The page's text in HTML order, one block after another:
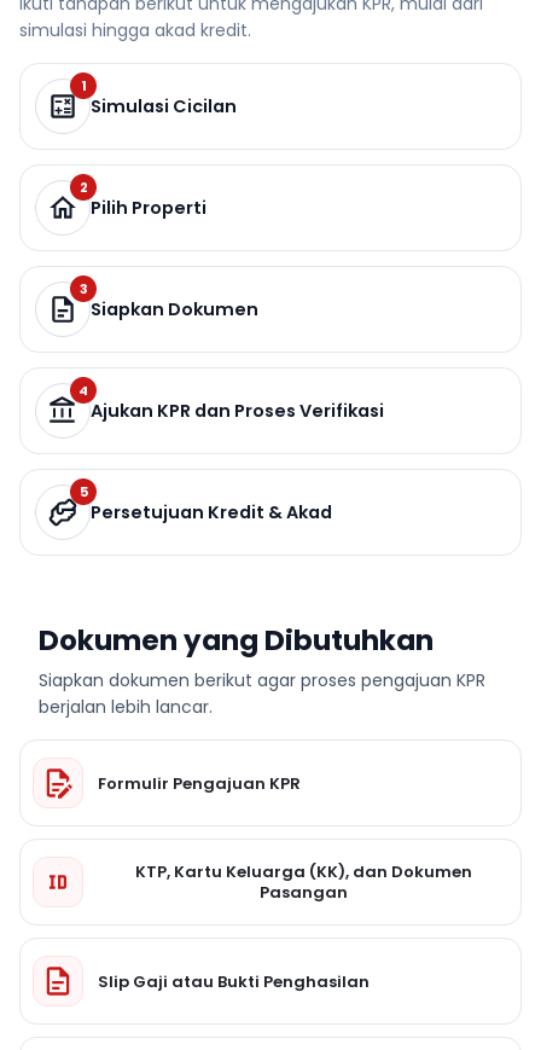
simulasi hingga akad kredit.
1
Simulasi Cicilan
2
Pilih Properti
3
Siapkan Dokumen
4
Ajukan KPR dan Proses Verifikasi
5
Persetujuan Kredit & Akad
Dokumen yang Dibutuhkan
Siapkan dokumen berikut agar proses pengajuan KPR
berjalan lebih lancar.
Formulir Pengajuan KPR
KTP, Kartu Keluarga (KK), dan Dokumen
Pasangan
Slip Gaji atau Bukti Penghasilan